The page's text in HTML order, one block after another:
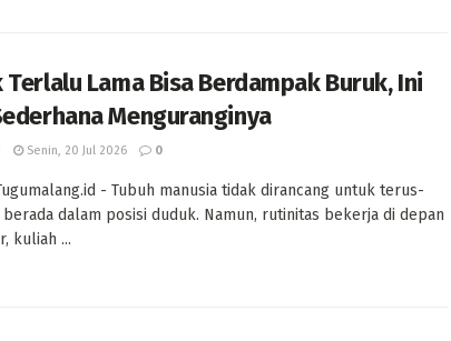
Terlalu Lama Bisa Berdampak Buruk, Ini
Menguranginya
Senin, 20 Jul 2026 0
- Tubuh manusia tidak dirancang untuk terus-
dalam posisi duduk. Namun, rutinitas bekerja di depan
kuliah ...